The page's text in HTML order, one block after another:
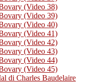
(Video 38)
(Video 39)
(Video 40)
(Video 41)
(Video 42)
(Video 43)
(Video 44)
(Video 45)
di Charles Baudelaire